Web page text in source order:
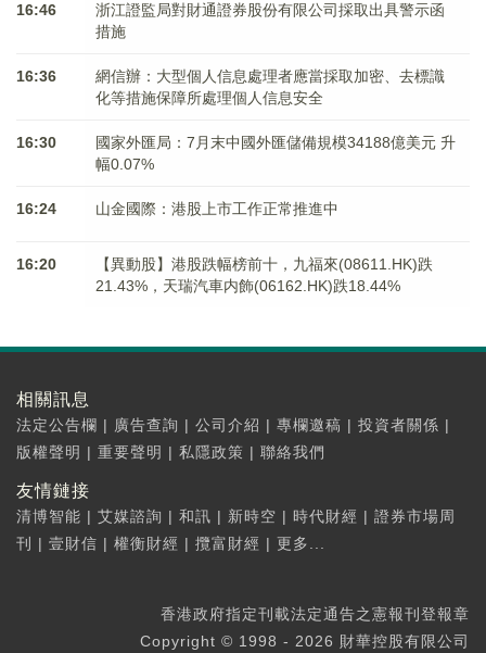
16:46
浙江證監局對財通證券股份有限公司採取出具警示函
措施
16:36
網信辦：大型個人信息處理者應當採取加密、去標識
化等措施保障所處理個人信息安全
16:30
國家外匯局：7月末中國外匯儲備規模34188億美元 升
幅0.07%
16:24 山金國際：港股上市工作正常推進中
16:20
【異動股】港股跌幅榜前十，九福來(08611.HK)跌
21.43%，天瑞汽車内飾(06162.HK)跌18.44%
相關訊息
法定公告欄 | 廣告查詢 | 公司介紹 | 專欄邀稿 | 投資者關係 |
版權聲明 | 重要聲明 | 私隱政策 | 聯絡我們
友情鏈接
清博智能 | 艾媒諮詢 | 和訊 | 新時空 | 時代財經 | 證券市場周
刊
| 壹財信 | 權衡財經 | 攬富財經 | 更多...
香港政府指定刊載法定通告之憲報刊登報章
Copyright © 1998 - 2026 財華控股有限公司